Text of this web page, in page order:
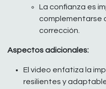
La confianza es
complementarse
corrección.
Aspectos adicionales:
El video enfatiza la
resilientes y